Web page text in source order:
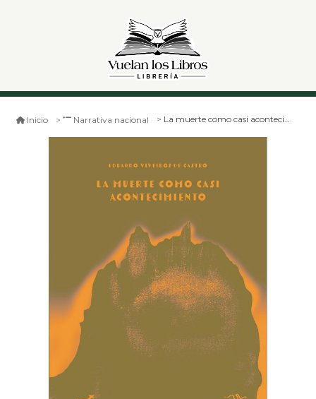
Inicio Narrativa nacional La muerte como casi acontecimiento